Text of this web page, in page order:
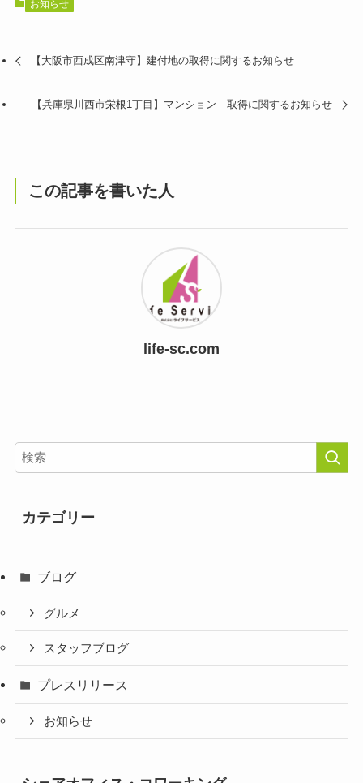
お知らせ
【大阪市西成区南津守】建付地の取得に関するお知らせ
【兵庫県川西市栄根1丁目】マンション 取得に関するお知らせ
この記事を書いた人
life-sc.com
カテゴリー
ブログ
グルメ
スタッフブログ
プレスリリース
お知らせ